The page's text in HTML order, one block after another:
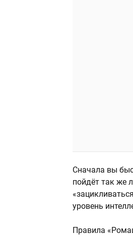
Сначала вы
пойдёт так же
уровень
Правила